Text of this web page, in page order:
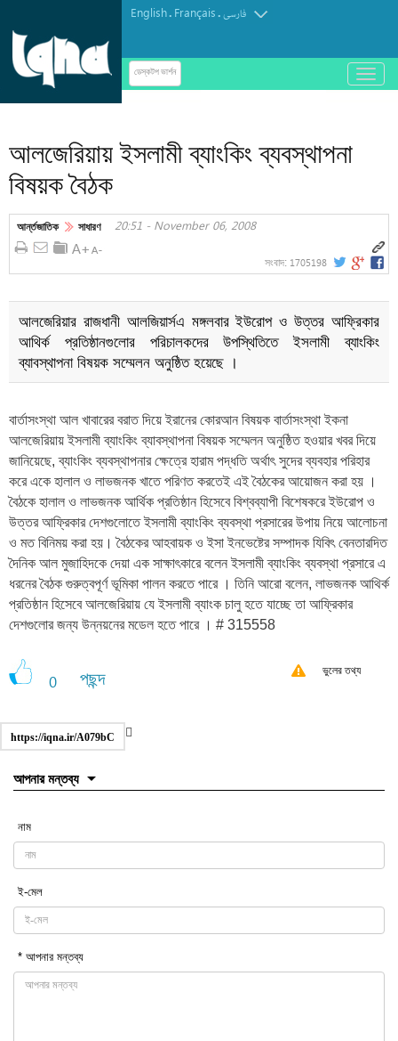
English. Français.فارسی
ডেস্কটপ ভার্শন
باز
و
আলজেরিয়ায় ইসলামী ব্যাংকিং ব্যবস্থাপনা
বিষয়ক বৈঠক
আর্ন্তজাতিক সাধারণ 20:51 - November 06, 2008
সংবাদ: 1705198
আলজেরিয়ার রাজধানী আলজিয়ার্সএ মঙ্গলবার ইউরোপ ও উত্তর আফ্রিকার
আথির্ক প্রতিষ্ঠানগুলোর পরিচালকদের উপস্থিতিতে ইসলামী ব্যাংকিং
ব্যাবস্থাপনা বিষয়ক সম্মেলন অনুষ্ঠিত হয়েছে ।
বার্তাসংস্থা আল খাবারের বরাত দিয়ে ইরানের কোরআন বিষয়ক বার্তাসংস্থা ইকনা
আলজেরিয়ায় ইসলামী ব্যাংকিং ব্যাবস্থাপনা বিষয়ক সম্মেলন অনুষ্ঠিত হওয়ার খবর দিয়ে
জানিয়েছে, ব্যাংকিং ব্যবস্থাপনার ক্ষেত্রে হারাম পদ্ধতি অর্থাৎ সুদের ব্যবহার পরিহার
করে একে হালাল ও লাভজনক খাতে পরিণত করতেই এই বৈঠকের আয়োজন করা হয় ।
বৈঠকে হালাল ও লাভজনক আর্থিক প্রতিষ্ঠান হিসেবে বিশ্বব্যাপী বিশেষকরে ইউরোপ ও
উত্তর আফ্রিকার দেশগুলোতে ইসলামী ব্যাংকিং ব্যবস্থা প্রসারের উপায় নিয়ে আলোচনা
ও মত বিনিময় করা হয়। বৈঠকের আহবায়ক ও ইসা ইনভেষ্টের সম্পাদক যিবিৎ বেনতারদিত
দৈনিক আল মুজাহিদকে দেয়া এক সাক্ষাৎকারে বলেন ইসলামী ব্যাংকিং ব্যবস্থা প্রসারে এ
ধরনের বৈঠক গুরুত্বপূর্ণ ভূমিকা পালন করতে পারে । তিনি আরো বলেন, লাভজনক আথির্ক
প্রতিষ্ঠান হিসেবে আলজেরিয়ায় যে ইসলামী ব্যাংক চালু হতে যাচ্ছে তা আফ্রিকার
দেশগুলোর জন্য উন্নয়নের মডেল হতে পারে । # 315558
0 পছন্দ ভুলের তথ্য
https://iqna.ir/A079bC
আপনার মন্তব্য
নাম
ই-মেল
* আপনার মন্তব্য